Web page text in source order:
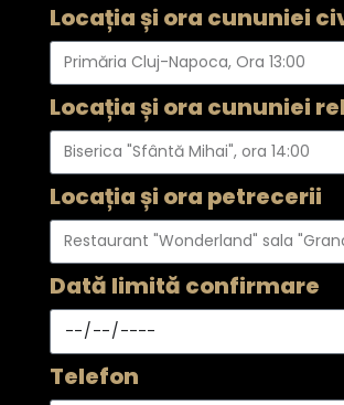
Locația și ora cununiei
Locația și ora cununiei
Locația și ora petrecerii
Dată limită confirmare
Telefon